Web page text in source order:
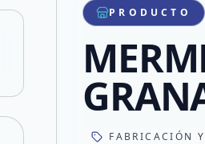
Compartir por mail
Compartir en Facebook
Compartir en X
PRODUCTO
FABRICACIÓN